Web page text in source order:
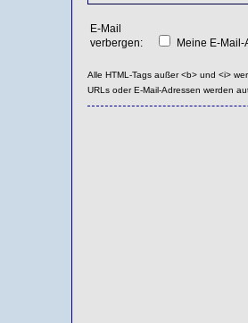
E-Mail
verbergen:
Meine E-
Alle HTML-Tags außer <b> und <i>
URLs oder E-Mail-Adressen werden